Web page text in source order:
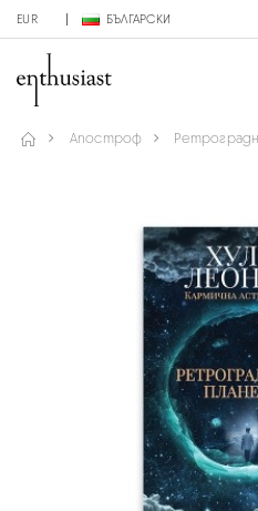
EUR БЪЛГАРСКИ
Апостроф